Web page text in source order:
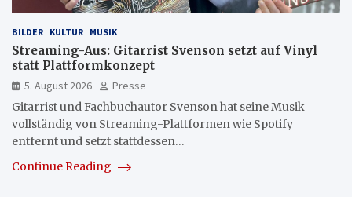
BILDER KULTUR MUSIK
Streaming-Aus: Gitarrist Svenson setzt auf Vinyl
statt Plattformkonzept
5. August 2026
Presse
Gitarrist und Fachbuchautor Svenson hat seine Musik
vollständig von Streaming-Plattformen wie Spotify
entfernt und setzt stattdessen…
Continue Reading